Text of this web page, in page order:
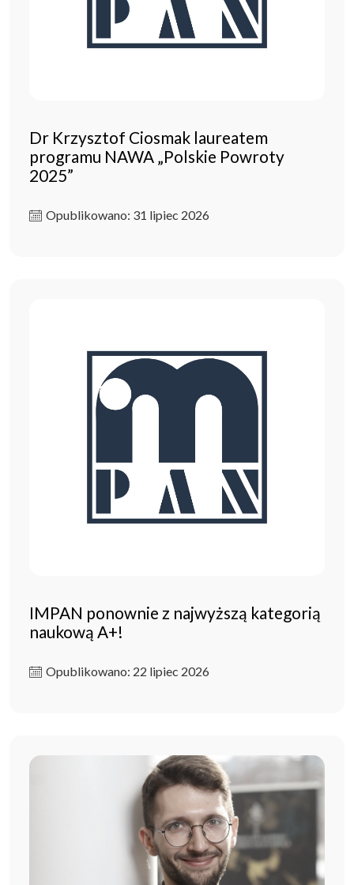
Dr Krzysztof Ciosmak laureatem
programu NAWA „Polskie Powroty
2025”
Opublikowano: 31 lipiec 2026
IMPAN ponownie z najwyższą kategorią
naukową A+!
Opublikowano: 22 lipiec 2026